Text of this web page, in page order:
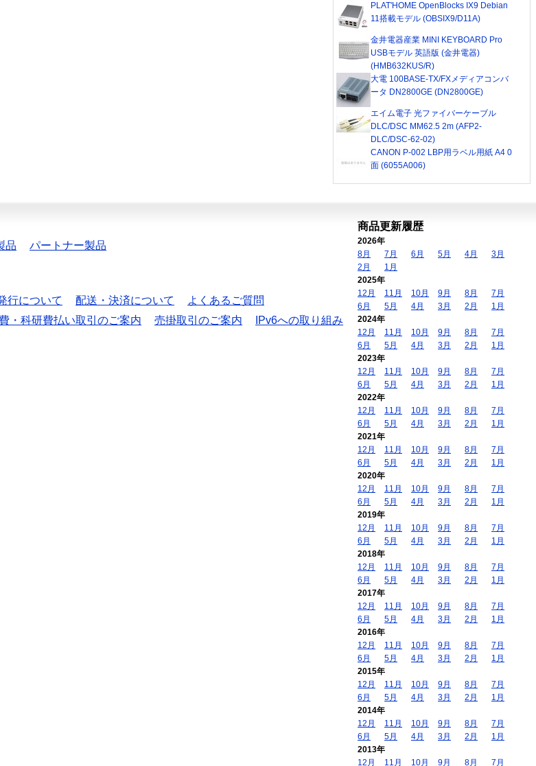
PLAT'HOME OpenBlocks IX9 Debian
11搭載モデル (OBSIX9/D11A)
金井電器産業 MINI KEYBOARD Pro
USBモデル 英語版 (金井電器)
(HMB632KUS/R)
大電 100BASE-TX/FXメディアコンバ
ータ DN2800GE (DN2800GE)
エイム電子 光ファイバーケーブル
DLC/DSC MM62.5 2m (AFP2-
DLC/DSC-62-02)
CANON P-002 LBP用ラベル用紙 A4 0
面 (6055A006)
品 パートナー製品
行について 配送・決済について
よくあるご質問
・科研費払い取引のご案内 売掛取引のご案内
IPv6への取り組み
商品更新履歴
2026年
8月
7月 6月 5月 4月
3月
2月
1月
2025年
12月
11月 10月 9月 8月
7月
6月
5月 4月 3月 2月
1月
2024年
12月
11月 10月 9月 8月
7月
6月
5月 4月 3月 2月
1月
2023年
12月
11月 10月 9月 8月
7月
6月
5月 4月 3月 2月
1月
2022年
12月
11月 10月 9月 8月
7月
6月
5月 4月 3月 2月
1月
2021年
12月
11月 10月 9月 8月
7月
6月
5月 4月 3月 2月
1月
2020年
12月
11月 10月 9月 8月
7月
6月
5月 4月 3月 2月
1月
2019年
12月
11月 10月 9月 8月
7月
6月
5月 4月 3月 2月
1月
2018年
12月
11月 10月 9月 8月
7月
6月
5月 4月 3月 2月
1月
2017年
12月
11月 10月 9月 8月
7月
6月
5月 4月 3月 2月
1月
2016年
12月
11月 10月 9月 8月
7月
6月
5月 4月 3月 2月
1月
2015年
12月
11月 10月 9月 8月
7月
6月
5月 4月 3月 2月
1月
2014年
12月
11月 10月 9月 8月
7月
6月
5月 4月 3月 2月
1月
2013年
12月
11月 10月 9月 8月 7月